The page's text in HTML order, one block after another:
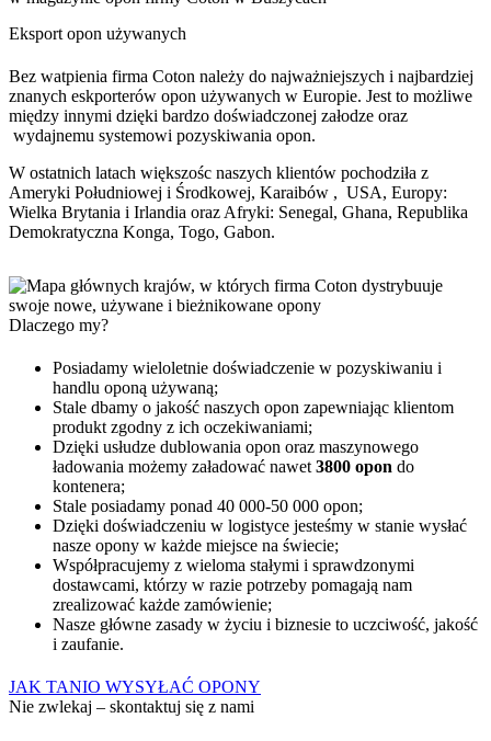
Eksport opon używanych
Bez watpienia firma Coton należy do najważniejszych i najbardziej
znanych eskporterów opon używanych w Europie. Jest to możliwe
między innymi dzięki bardzo doświadczonej załodze oraz
wydajnemu systemowi pozyskiwania opon.
W ostatnich latach większośc naszych klientów pochodziła z
Ameryki Południowej i Środkowej, Karaibów , USA, Europy:
Wielka Brytania i Irlandia oraz Afryki: Senegal, Ghana, Republika
Demokratyczna Konga, Togo, Gabon.
Dlaczego my?
Posiadamy wieloletnie doświadczenie w pozyskiwaniu i
handlu oponą używaną;
Stale dbamy o jakość naszych opon zapewniając klientom
produkt zgodny z ich oczekiwaniami;
Dzięki usłudze dublowania opon oraz maszynowego
ładowania możemy załadować nawet3800 opon do
kontenera;
Stale posiadamy ponad 40 000-50 000 opon;
Dzięki doświadczeniu w logistyce jesteśmy w stanie wysłać
nasze opony w każde miejsce na świecie;
Współpracujemy z wieloma stałymi i sprawdzonymi
dostawcami, którzy w razie potrzeby pomagają nam
zrealizować każde zamówienie;
Nasze główne zasady w życiu i biznesie to uczciwość, jakość
i zaufanie.
JAK TANIO WYSYŁAĆ OPONY
Nie zwlekaj – skontaktuj się z nami